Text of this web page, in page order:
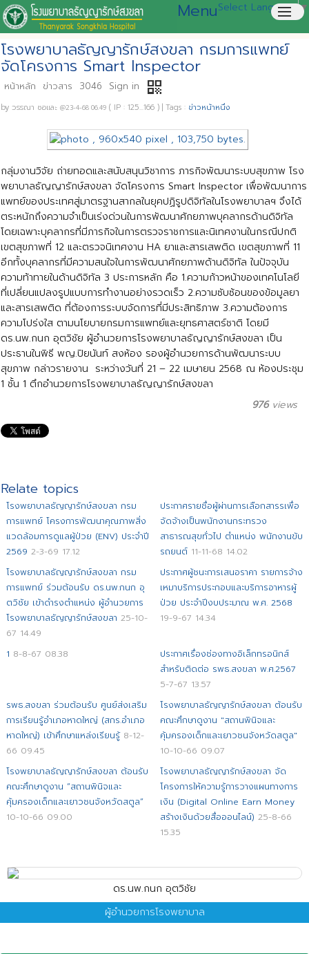
menu
MenuSelect Language▼
โรงพยาบาลธัญญารักษ์สงขลา กรมการแพทย์
จัดโครงการ Smart Inspector
หน้าหลัก ข่าวสาร 3046 Sign in qr_code
by วรรณา ซอและ @23-4-68 06.49 ( IP : 125...166 ) | Tags : ข่าวหน้าหนึ่ง
กลุ่มงานวิจัย ถ่ายทอดและสนับสนุนวิชาการ ภารกิจพัฒนาระบบสุขภาพ โรง
พยาบาลธัญญารักษ์สงขลา จัดโครงการ Smart Inspector เพื่อพัฒนาการ
แพทย์ของประเทศสู่มาตรฐานสากลในยุคปฏิรูปดิจิทัลในโรงพยาบาลฯ จึงได้
ตระหนักถึงความจำเป็นเร่งด่วนในการพัฒนาศักยภาพบุคลากรด้านดิจิทัล
โดยเฉพาะบุคลากรที่มีภารกิจในการตรวจราชการและนิเทศงานในกรณีปกติ
เขตสุขภาพที่ 12 และตรวจนิเทศงาน HA ยาและสารเสพติด เขตสุขภาพที่ 11
อีกทั้งบุคลากรที่มีความสนใจในการพัฒนาศักยภาพด้านดิจิทัล ในปัจจุบัน
ความท้าทายในด้านดิจิทัล 3 ประการหลัก คือ 1.ความก้าวหน้าของเทคโนโลยี
ที่เปลี่ยนแปลงรูปแบบการทำงานอย่างรวดเร็ว 2.ความซับซ้อนของข้อมูลยา
และสารเสพติด ที่ต้องการระบบจัดการที่มีประสิทธิภาพ 3.ความต้องการ
ความโปร่งใส ตามนโยบายกรมการแพทย์และยุทธศาสตร์ชาติ โดยมี
ดร.นพ.กนก อุตวิชัย ผู้อำนวยการโรงพยาบาลธัญญารักษ์สงขลา เป็น
ประธานในพิธี พญ.ปิยนันท์ สงห้อง รองผู้อำนวยการด้านพัฒนาระบบ
สุขภาพ กล่าวรายงาน ระหว่างวันที่ 21 – 22 เมษายน 2568 ณ ห้องประชุม
1 ชั้น 1 ตึกอำนวยการโรงพยาบาลธัญญารักษ์สงขลา
976views
Relate topics
โรงพยาบาลธัญญารักษ์สงขลา กรม
การแพทย์ โครงการพัฒนาคุณภาพสิ่ง
แวดล้อมการดูแลผู้ป่วย (ENV) ประจำปี
2569 2-3-69 17.12
ประกาศรายชื่อผู้ผ่านการเลือกสารรเพื่อ
จัดจ้างเป็นพนักงานกระทรวง
สาธารณสุขทั่วไป ตำแหน่ง พนักงานขับ
รถยนต์ 11-11-68 14.02
โรงพยาบาลธัญญารักษ์สงขลา กรม
การแพทย์ ร่วมต้อนรับ ดร.นพ.กนก อุ
ตวิชัย เข้าดำรงตำแหน่ง ผู้อำนวยการ
โรงพยาบาลธัญญารักษ์สงขลา 25-10-
67 14.49
ประกาศผู้ชนะการเสนอราคา รายการจ้าง
เหมาบริการประกอบและบริการอาหารผู้
ป่วย ประจำปีงบประมาณ พ.ศ. 2568
19-9-67 14.34
1 8-8-67 08.38
ประกาศเรื่องช่องทางอิเล็กทรอนิกส์
สำหรับติดต่อ รพธ.สงขลา พ.ศ.2567
5-7-67 13.57
รพธ.สงขลา ร่วมต้อนรับ ศูนย์ส่งเสริม
การเรียนรู้อำเภอหาดใหญ่ (สกร.อำเภอ
หาดใหญ่) เข้าศึกษาแหล่งเรียนรู้ 8-12-
66 09.45
โรงพยาบาลธัญญารักษ์สงขลา ต้อนรับ
คณะศึกษาดูงาน "สถานพินิจและ
คุ้มครองเด็กและเยาวชนจังหวัดสตูล"
10-10-66 09.07
โรงพยาบาลธัญญารักษ์สงขลา ต้อนรับ
คณะศึกษาดูงาน “สถานพินิจและ
คุ้มครองเด็กและเยาวชนจังหวัดสตูล”
10-10-66 09.00
โรงพยาบาลธัญญารักษ์สงขลา จัด
โครงการให้ความรู้การวางแผนทางการ
เงิน (Digital Online Earn Money
สร้างเงินด้วยสื่อออนไลน์) 25-8-66
15.35
ดร.นพ.กนก อุตวิชัย
ผู้อำนวยการโรงพยาบาล